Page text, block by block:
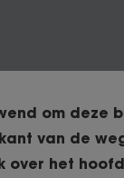
om deze
van de
over het